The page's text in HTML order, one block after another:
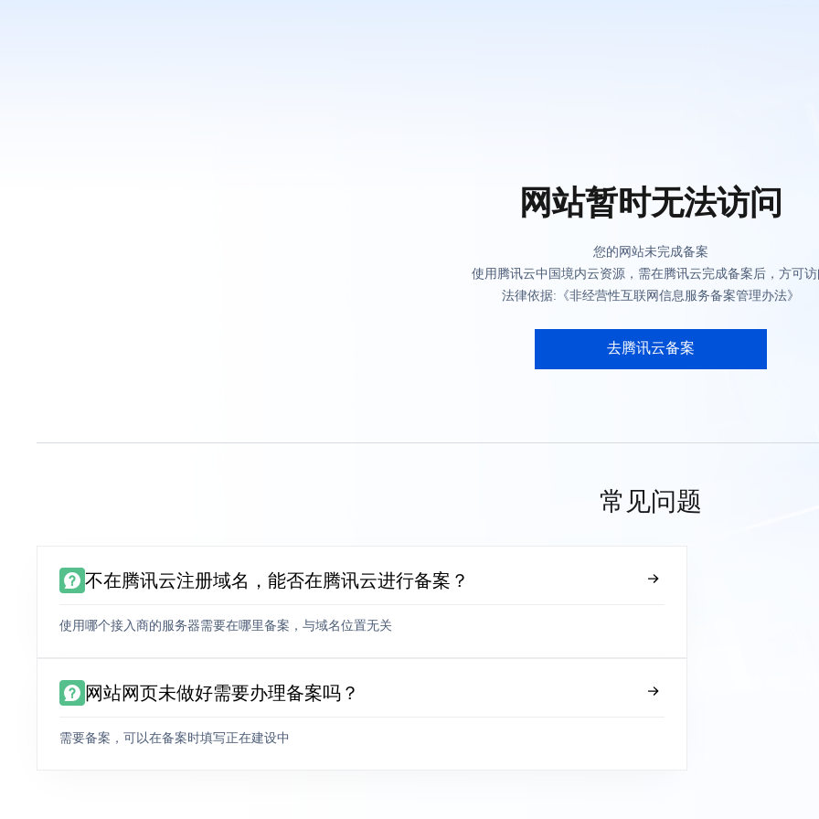
网站暂时无法访问
您的网站未完成备案
使用腾讯云中国境内云资源，需在腾讯云完成备案后，方可
法律依据:《非经营性互联网信息服务备案管理办法》
去腾讯云备案
常见问题
不在腾讯云注册域名，能否在腾讯云进行备案？
使用哪个接入商的服务器需要在哪里备案，与域名位置无关
网站网页未做好需要办理备案吗？
需要备案，可以在备案时填写正在建设中